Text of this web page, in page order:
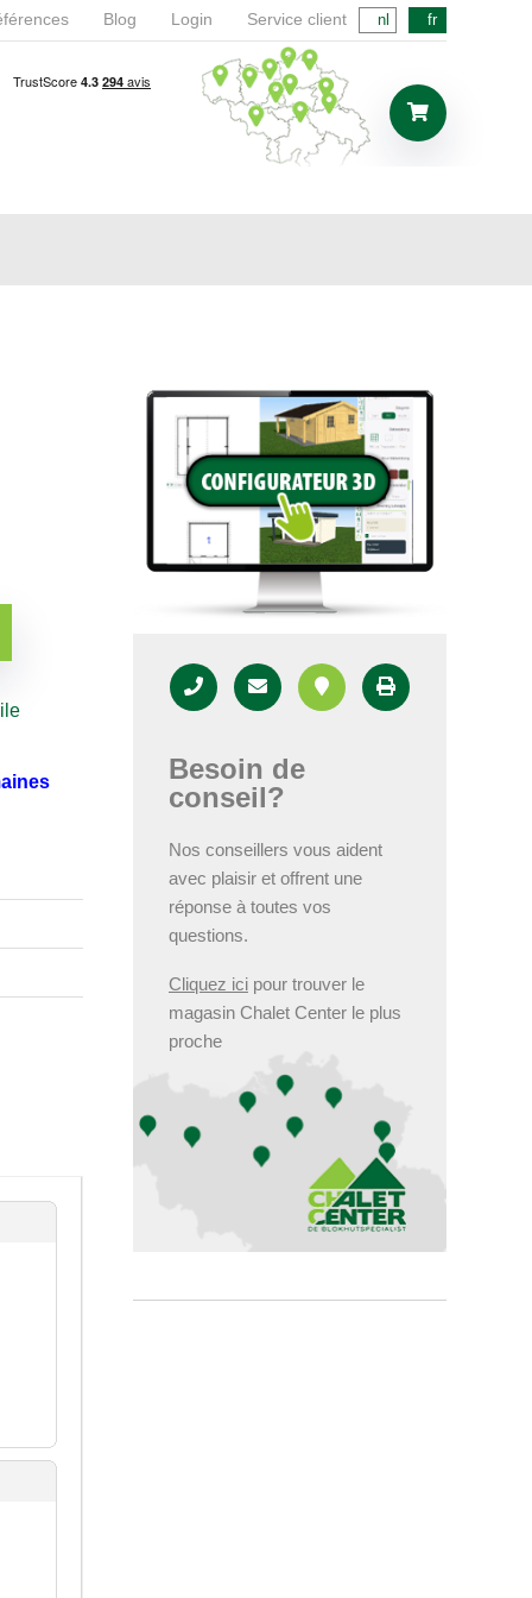
Blog Login Service client nl fr
Besoin de
conseil?
Nos conseillers vous aident
avec plaisir et offrent une
réponse à toutes vos
questions.
Cliquez ici pour trouver le
magasin Chalet Center le plus
proche